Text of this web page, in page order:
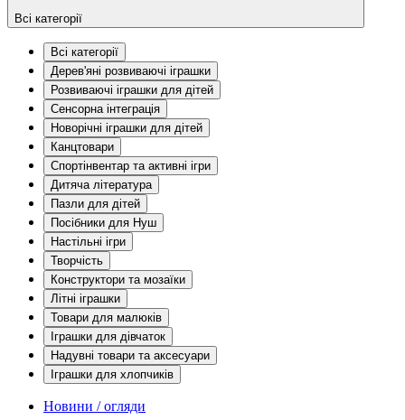
Всі категорії
Всі категорії
Дерев'яні розвиваючі іграшки
Розвиваючі іграшки для дітей
Сенсорна інтеграція
Новорічні іграшки для дітей
Канцтовари
Спортінвентар та активні ігри
Дитяча література
Пазли для дітей
Посібники для Нуш
Настільні ігри
Творчість
Конструктори та мозаїки
Літні іграшки
Товари для малюків
Іграшки для дівчаток
Надувні товари та аксесуари
Іграшки для хлопчиків
Новини / огляди